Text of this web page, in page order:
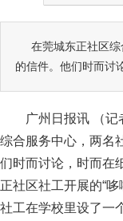
在莞城东正社区
的信件。他们时而讨
广州日报讯 （
综合服务中心，两名
们时而讨论，时而在
正社区社工开展的“
社工在学校里设了一